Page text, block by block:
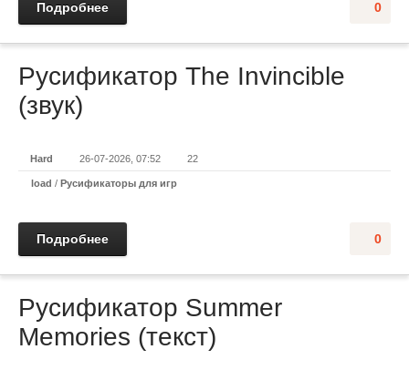
0
Подробнее
Русификатор The Invincible
(звук)
Hard 26-07-2026, 07:52 22
load / Русификаторы для игр
0
Подробнее
Русификатор Summer
Memories (текст)